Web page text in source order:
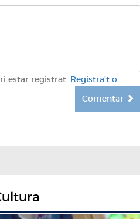
estar registrat. Registra't o
Comentar